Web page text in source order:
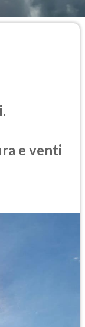
e venti